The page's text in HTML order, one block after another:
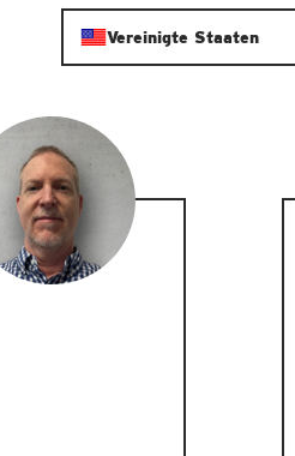
Vereinigte Staaten